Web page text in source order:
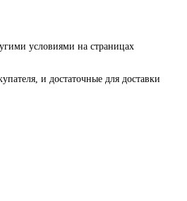
условиями на страницах
и достаточные для доставки